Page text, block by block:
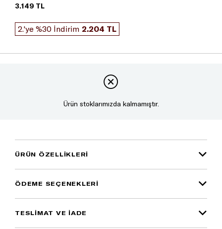
3.149 TL
2.'ye %30 İndirim 2.204 TL
Ürün stoklarımızda kalmamıştır.
ÜRÜN ÖZELLIKLERI
ÖDEME SEÇENEKLERI
TESLİMAT VE İADE